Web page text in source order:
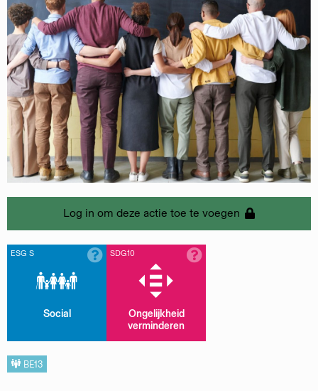
ESG S
Social
SDG10
Ongelijkheid
verminderen
BE13
Log in om deze actie toe te voegen